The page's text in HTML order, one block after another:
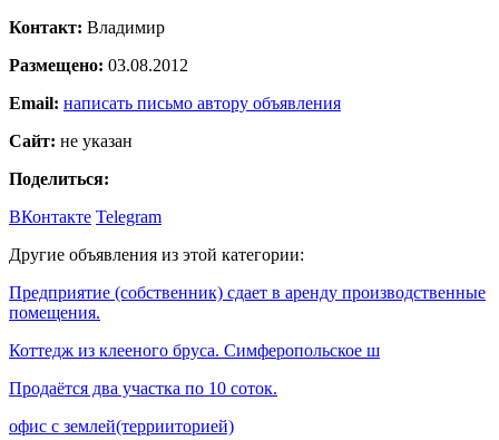
Контакт: Владимир
Размещено: 03.08.2012
Email: написать письмо автору объявления
Сайт: не указан
Поделиться:
ВКонтакте Telegram
Другие объявления из этой категории:
Предприятие (собственник) сдает в аренду производственные
помещения.
Коттедж из клееного бруса. Симферопольское ш
Продаётся два участка по 10 соток.
офис с землей(террииторией)